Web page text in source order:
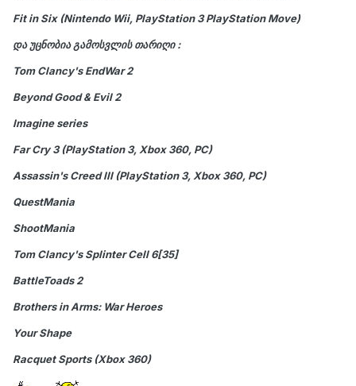
Fit in Six (Nintendo Wii, PlayStation 3 PlayStation Move)
და უცნობია გამოსვლის თარიღი:
Tom Clancy's EndWar 2
Beyond Good & Evil 2
Imagine series
Far Cry 3 (PlayStation 3, Xbox 360, PC)
Assassin's Creed III (PlayStation 3, Xbox 360, PC)
QuestMania
ShootMania
Tom Clancy's Splinter Cell 6[35]
BattleToads 2
Brothers in Arms: War Heroes
Your Shape
Racquet Sports (Xbox 360)